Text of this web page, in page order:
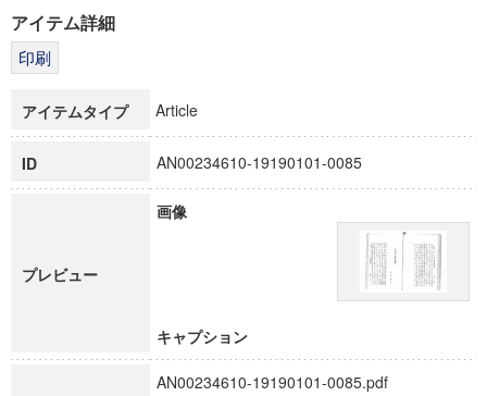
科学研究費補助金研究成果報告書
博士課程教育リーディングプログラム「超成熟社会発展のサ
アイテム詳細
アイテムタイプ Article
ID AN00234610-19190101-0085
プレビュー
画像
キャプション
AN00234610-19190101-0085.pdf